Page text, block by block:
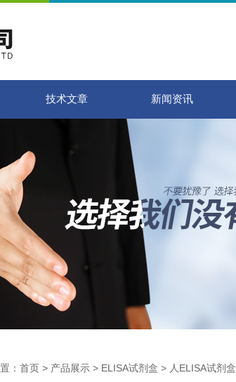
技术文章 新闻资讯
： 首页 > 产品展示 > ELISA试剂盒 > 人ELISA试剂盒